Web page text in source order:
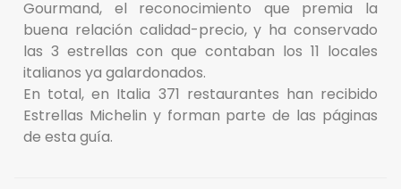
Gourmand, el reconocimiento que premia la
buena relación calidad-precio, y ha conservado
las 3 estrellas con que contaban los 11 locales
italianos ya galardonados.
En total, en Italia 371 restaurantes han recibido
Estrellas Michelin y forman parte de las páginas
de esta guía.